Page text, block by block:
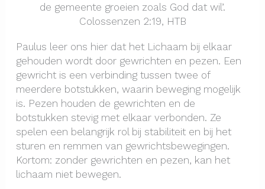
de gemeente groeien zoals God dat wil’.
Colossenzen 2:19, HTB
Paulus leer ons hier dat het Lichaam bij elkaar
gehouden wordt door gewrichten en pezen. Een
gewricht is een verbinding tussen twee of
meerdere botstukken, waarin beweging mogelijk
is. Pezen houden de gewrichten en de
botstukken stevig met elkaar verbonden. Ze
spelen een belangrijk rol bij stabiliteit en bij het
sturen en remmen van gewrichtsbewegingen.
Kortom: zonder gewrichten en pezen, kan het
lichaam niet bewegen.